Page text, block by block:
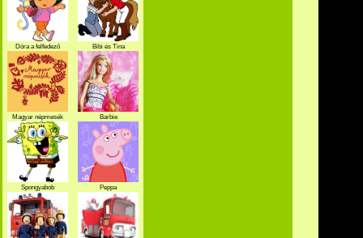
Dóra a felfedező Bibi és Tina
Magyar népmesék Barbie
Spongyabob Peppa